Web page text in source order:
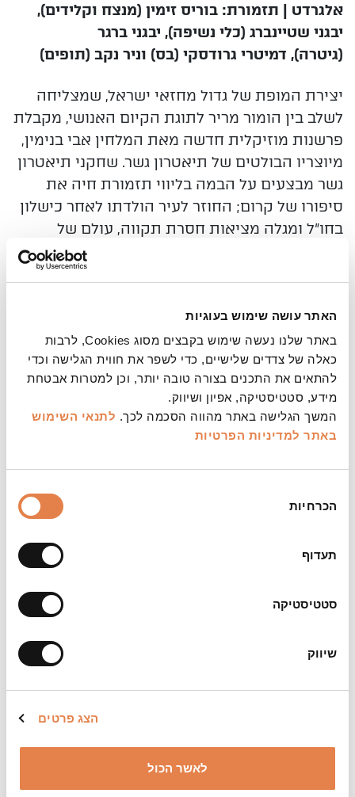
האתר עושה שימוש בעוגיות
באתר שלנו נעשה שימוש בקבצים מסוג Cookies, לרבות
כאלה של צדדים שלישיים, כדי לשפר את חווית הגלישה וכדי
להתאים את התכנים בצורה טובה יותר, וכן למטרות אבטחת
מידע, סטטיסטיקה, אפיון ושיווק.
המשך הגלישה באתר מהווה הסכמה לכך. לתנאי השימוש
באתר למדיניות הפרטיות
הסכמה
הכרחיות
תעדוף
סטטיסטיקה
שיווק
הצג פרטים
לאשר הכול
אלגרדט | תזמורת: בוריס זימין (מנצח וקלידים),
יבגני שטיינברג (כלי נשיפה), יבגני ברגר
(גיטרה), דמיטרי גרודסקי (בס) וניר נקב (תופים)
יצירת המופת של גדול מחזאי ישראל, שמצליחה
לשלב בין הומור מריר לתוגת הקיום האנושי, מקבלת
פרשנות מוזיקלית חדשה מאת המלחין אבי בנימין,
מיוצריו הבולטים של תיאטרון גשר. שחקני תיאטרון
גשר מבצעים על הבמה בליווי תזמורת חיה את
סיפורו של קרום; החוזר לעיר הולדתו לאחר כישלון
בחו"ל ומגלה מציאות חסרת תקווה, עולם של
קטנים עם חלומות גדולים שלא התממשו.
עשרים וחמש שנה חלפו מאז לכתו של חנוך לוין,
המחזה לבמה – לראשונה כהפקה מוזיקלית –
בגרסה שלא נראתה כמותה בתיאטרון הישראלי.
בהצגה יוקרנו כתוביות בעברית וברוסית
צילום:
הערות:
ההצגה משתתפת בהטבת 'מועדון ירושלמי'
"הבחירה בעיבוד המיוחד מצליחה מעבר למשוער...
אחד כיף לשהות בו ומצד שני לדעת שמצבנו פחות
(מעריב)
אלא גם מסע רגשי שמפרק את החיים עצמם לשירה,
תנועה, מוזיקה וגרוטסקה, ממש כפי שלוין עצמו ידע
לעשות, רק הפעם בקנה מידה כמעט אופראי." (הבלוג